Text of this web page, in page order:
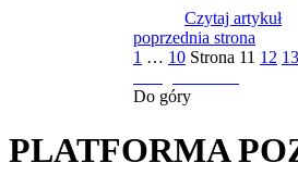
Czytaj artykuł
poprzednia strona
1 … 10 Strona 11 12 13
Do góry
PLATFORMA